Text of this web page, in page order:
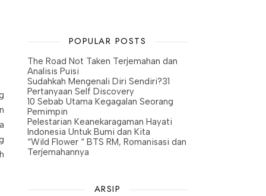
POPULAR POSTS
The Road Not Taken Terjemahan dan
Analisis Puisi
Sudahkah Mengenali Diri Sendiri?31
Pertanyaan Self Discovery
10 Sebab Utama Kegagalan Seorang
Pemimpin
Pelestarian Keanekaragaman Hayati
Indonesia Untuk Bumi dan Kita
“Wild Flower “ BTS RM, Romanisasi dan
Terjemahannya
ARSIP